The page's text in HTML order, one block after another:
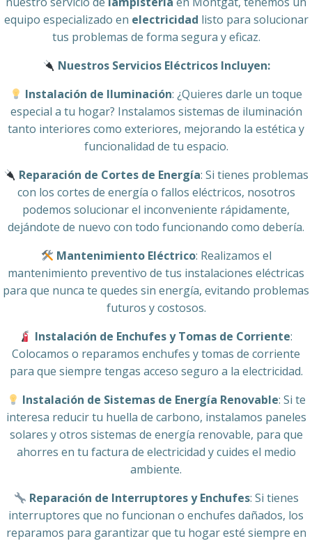
equipo especializado en electricidad listo para solucionar
tus problemas de forma segura y eficaz.
Nuestros Servicios Eléctricos Incluyen:
Instalación de Iluminación: ¿Quieres darle un toque
especial a tu hogar? Instalamos sistemas de iluminación
tanto interiores como exteriores, mejorando la estética y
funcionalidad de tu espacio.
Reparación de Cortes de Energía: Si tienes problemas
con los cortes de energía o fallos eléctricos, nosotros
podemos solucionar el inconveniente rápidamente,
dejándote de nuevo con todo funcionando como debería.
Mantenimiento Eléctrico: Realizamos el
mantenimiento preventivo de tus instalaciones eléctricas
para que nunca te quedes sin energía, evitando problemas
futuros y costosos.
Instalación de Enchufes y Tomas de Corriente:
Colocamos o reparamos enchufes y tomas de corriente
para que siempre tengas acceso seguro a la electricidad.
Instalación de Sistemas de Energía Renovable: Si te
interesa reducir tu huella de carbono, instalamos paneles
solares y otros sistemas de energía renovable, para que
ahorres en tu factura de electricidad y cuides el medio
ambiente.
Reparación de Interruptores y Enchufes: Si tienes
interruptores que no funcionan o enchufes dañados, los
reparamos para garantizar que tu hogar esté siempre en